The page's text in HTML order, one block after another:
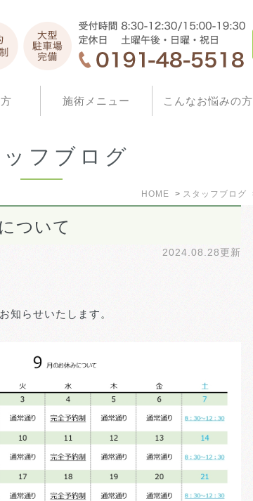
施術メニュー こんなお悩みの方
フブログ
HOME スタッフブログ
ついて
2024.08.28更新
知らせいたします。